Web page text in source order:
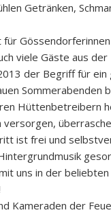
Getränken,
viele Gäste aus der
der Begriff für ein
Sommerabenden
Hüttenbetreibern
ist frei und
uns in der
Kameraden der